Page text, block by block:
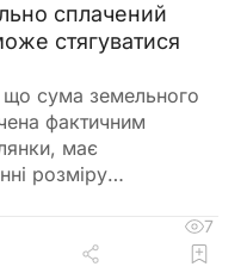
сплачений
стягуватися
що сума земельного
фактичним
має
розміру
до місцевого
7